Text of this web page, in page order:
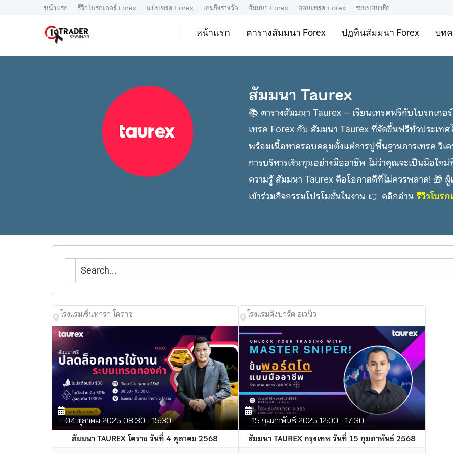
หน้าแรก รีวิวโบรกเกอร์ Forex แข่งเทรด Forex เกมชิงรางวัล สัมมนา Forex สอนเทรด Forex ระบบสมาชิก
หน้าแรก ตารางสัมมนา Forex ปฏทินสัมมนา Forex บท
สัมมนา Taurex
📚 ตารางสัมมนา Taurex – เรียนเทรดฟรีกับโบรกเก
เทรด Forex กับ สัมมนา Taurex ที่จัดขึ้นฟรีทั่วประเท
พร้อมเนื้อหาครอบคลุมตั้งแต่การปูพื้นฐานการเทรด วิเ
การบริหารเงินทุนอย่างมืออาชีพ ไม่ว่าคุณจะเป็นมือให
ความรู้ สัมมนา Taurex คือโอกาสดีที่ไม่ควรพลาด! 🎁
เข้าร่วมกิจกรรมโปรโมชั่นในงาน 👉 คลิกอ่าน รีวิวโบร
โรงแรมเซ็นทารา โคราช
04 ตุลาคม 2025 08:30 - 15:30
สัมมนา TAUREX โคราช วันที่ 4 ตุลาคม 2568
โรงแรมคิงปาร์ค อเวนิว
15 กุมภาพันธ์ 2025 12:00 - 17:30
สัมมนา TAUREX กรุงเทพ วันที่ 15 กุมภาพันธ์ 2568